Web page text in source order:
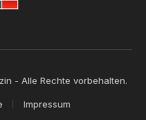
- Alle Rechte vorbehalten.
Impressum